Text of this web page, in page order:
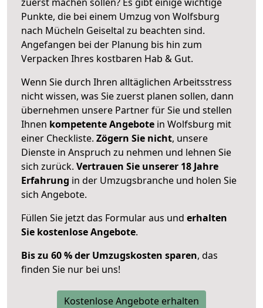
Punkte, die bei einem Umzug von Wolfsburg
nach Mücheln Geiseltal zu beachten sind.
Angefangen bei der Planung bis hin zum
Verpacken Ihres kostbaren Hab & Gut.
Wenn Sie durch Ihren alltäglichen Arbeitsstress
nicht wissen, was Sie zuerst planen sollen, dann
übernehmen unsere Partner für Sie und stellen
Ihnen kompetente Angebote in Wolfsburg mit
einer Checkliste. Zögern Sie nicht, unsere
Dienste in Anspruch zu nehmen und lehnen Sie
sich zurück. Vertrauen Sie unserer 18 Jahre
Erfahrung in der Umzugsbranche und holen Sie
sich Angebote.
Füllen Sie jetzt das Formular aus und erhalten
Sie kostenlose Angebote.
Bis zu 60 % der Umzugskosten sparen, das
finden Sie nur bei uns!
Kostenlose Angebote erhalten